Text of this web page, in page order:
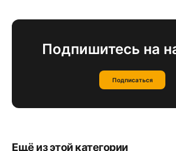
Подпишитесь на
Подписаться
Ещё из этой категории